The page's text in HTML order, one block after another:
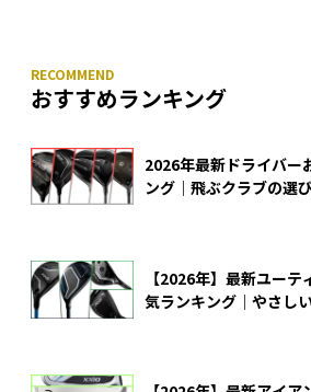
おすすめランキング
2026年最新ドライバー
ング｜飛ぶクラブの選
【2026年】最新ユー
気ランキング｜やさし